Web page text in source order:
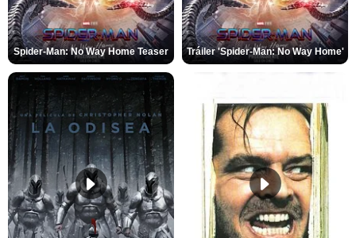
Spider-Man: No Way Home Teaser Tráiler 'Spider-Man: No Way Home'